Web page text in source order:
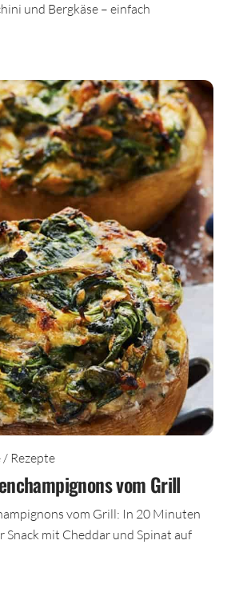
und Bergkäse – einfach
/ Rezepte
vom Grill
vom Grill: In 20 Minuten
Snack mit Cheddar und Spinat auf